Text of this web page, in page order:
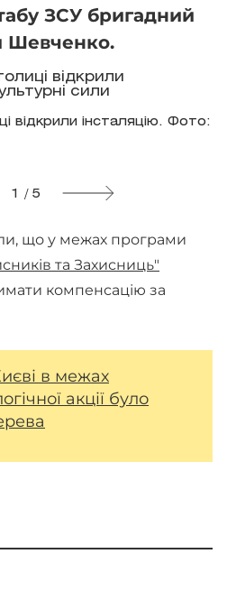
ЗСУ бригадний
Шевченко.
відкрили інсталяцію. Фото:
1 / 5
що у межах програми
та Захисниць"
компенсацію за
в межах
акції було